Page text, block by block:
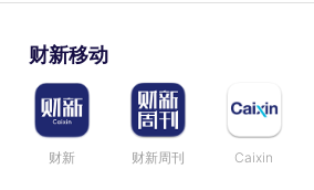
财新移动
财新 财新周刊 Caixin